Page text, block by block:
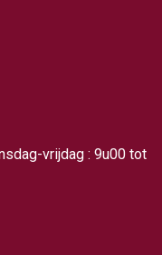
vrijdag : 9u00 tot